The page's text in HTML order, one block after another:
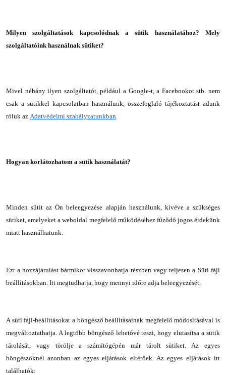
Milyen szolgáltatások kapcsolódnak a sütik használatához? Mely
szolgáltatóink használnak sütiket?
Mivel néhány ilyen szolgáltatót, például a Google-t, a Facebookot stb. nem
csak a sütikkel kapcsolatban használunk, összefoglaló tájékoztatást adunk
róluk az Adatvédelmi szabályzatunkban
Hogyan korlátozhatom a sütik használatát?
Minden sütit az Ön beleegyezése alapján használunk, kivéve a szükséges
sütiket, amelyeket a weboldal megfelelő működéséhez fűződő jogos érdekünk
miatt használhatunk.
Ezt a hozzájárulást bármikor visszavonhatja részben vagy teljesen a Süti fájl
beállításokban Itt megtudhatja, hogy mennyi időre adja beleegyezését.
A süti fájl-beállításokat a böngésző beállításainak megfelelő módosításával is
megváltoztathatja. A legtöbb böngésző lehetővé teszi, hogy elutasítsa a sütik
tárolását, vagy törölje a számítógépén már tárolt sütiket. Az egyes
böngészőknél azonban az egyes eljárások eltérőek. Az egyes eljárások itt
találhatók: